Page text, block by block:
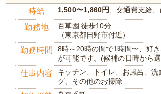
時給 1,500〜1,860円、交通費支給
勤務地
百草園 徒歩10分
（東京都日野市付近）
勤務時間
8時～20時の間で1時間〜、好
が可能です。(候補の日時から
仕事内容
キッチン、トイレ、お風呂、洗
グ、その他のお掃除